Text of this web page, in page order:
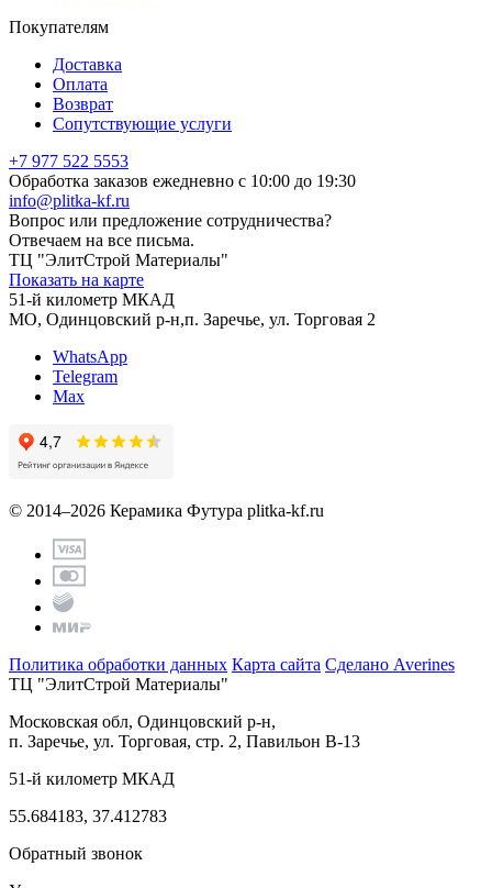
Покупателям
Доставка
Оплата
Возврат
Сопутствующие услуги
+7 977 522 5553
Обработка заказов ежедневно с 10:00 до 19:30
info@plitka-kf.ru
Вопрос или предложение сотрудничества?
Отвечаем на все письма.
ТЦ "ЭлитСтрой Материалы"
Показать на карте
51-й километр МКАД
МО, Одинцовский р-н,п. Заречье, ул. Торговая 2
WhatsApp
Telegram
Max
© 2014–2026 Керамика Футура plitka-kf.ru
Политика обработки данных Карта сайта Сделано Averines
ТЦ "ЭлитСтрой Материалы"
Московская обл, Одинцовский р-н,
п. Заречье, ул. Торговая, стр. 2, Павильон В-13
51-й километр МКАД
55.684183, 37.412783
Обратный звонок